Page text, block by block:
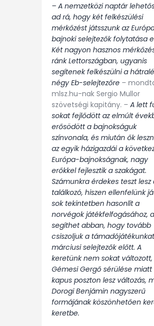
– A nemzetközi naptár
ad rá, hogy két felkészülési
mérkőzést játsszunk az
bajnoki selejtezők folytatása
Két nagyon hasznos
ránk Lettországban, ugyanis
segítenek felkészülni a
négy Eb-selejtezőre –
mlsz.hu-nak Sergio Mullor
szövetségi kapitány. – A lett
sokat fejlődött az elmúlt
erősödött a bajnokságuk
színvonala, és miután ők
az egyik házigazdái a
Európa-bajnokságnak, nagy
erőkkel fejlesztik a szakágat.
Számunkra érdekes teszt lesz
találkozó, hiszen ellenfelünk
sok tekintetben hasonlít a
norvégok játékfelfogásához,
segíthet abban, hogy tovább
csiszoljuk a
márciusi selejtezők előtt. A
keretünk nem sokat változott,
Gémesi Gergő sérülése miatt
kapus poszton lesz változás,
Dorogi Benjámin nagyszerű
formájának köszönhetően
keretbe.